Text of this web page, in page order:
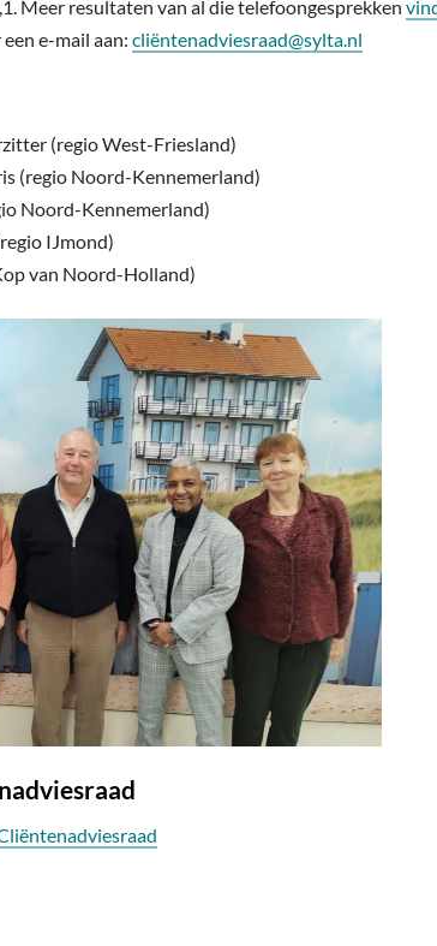
Meer resultaten van al die telefoongesprekken
e-mail aan:cliëntenadviesraad@sylta.nl
(regio West-Friesland)
(regio Noord-Kennemerland)
Noord-Kennemerland)
IJmond)
van Noord-Holland)